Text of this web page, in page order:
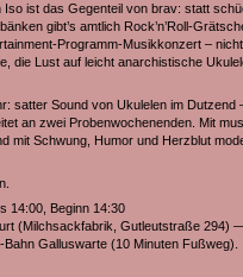
ist das Gegenteil von brav: statt
gibt’s amtlich Rock’n’Roll-
Programm-Musikkonzert –
die Lust auf leicht anarchistische
satter Sound von Ukulelen im Dutzend
an zwei Probenwochenenden. Mit
Schwung, Humor und Herzblut
14:00, Beginn 14:30
(Milchsackfabrik, Gutleutstraße 294)
Galluswarte (10 Minuten Fußweg).